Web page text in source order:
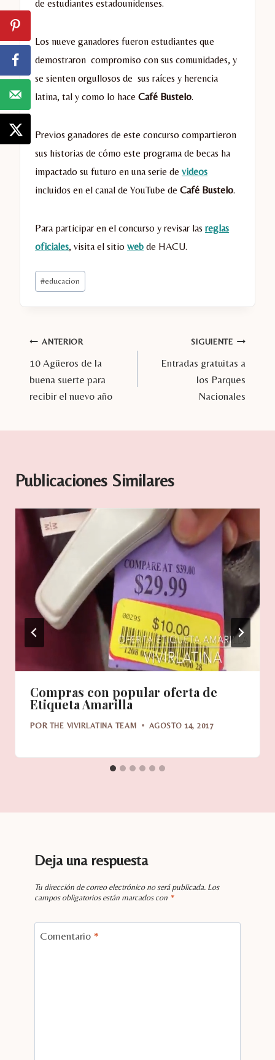
de estudiantes estadounidenses.
Los nueve ganadores fueron estudiantes que
demostraron compromiso con sus comunidades, y
se sienten orgullosos de sus raíces y herencia
latina, tal y como lo hace Café Bustelo.
Previos ganadores de este concurso compartieron
sus historias de cómo este programa de becas ha
impactado su futuro en una serie de videos
incluidos en el canal de YouTube de Café Bustelo.
Para participar en el concurso y revisar las reglas
oficiales, visita el sitio web de HACU.
Etiquetas
de
#educacion
Navegación
de
entradas
ANTERIOR
10 Agüeros de la
buena suerte para
recibir el nuevo año
SIGUIENTE
Entradas gratuitas a
los Parques
Nacionales
Publicaciones Similares
Compras con popular oferta de
Etiqueta Amarilla
POR THE VIVIRLATINA TEAM AGOSTO 14, 2017
Deja una respuesta
Tu dirección de correo electrónico no será publicada. Los
campos obligatorios están marcados con *
Comentario *